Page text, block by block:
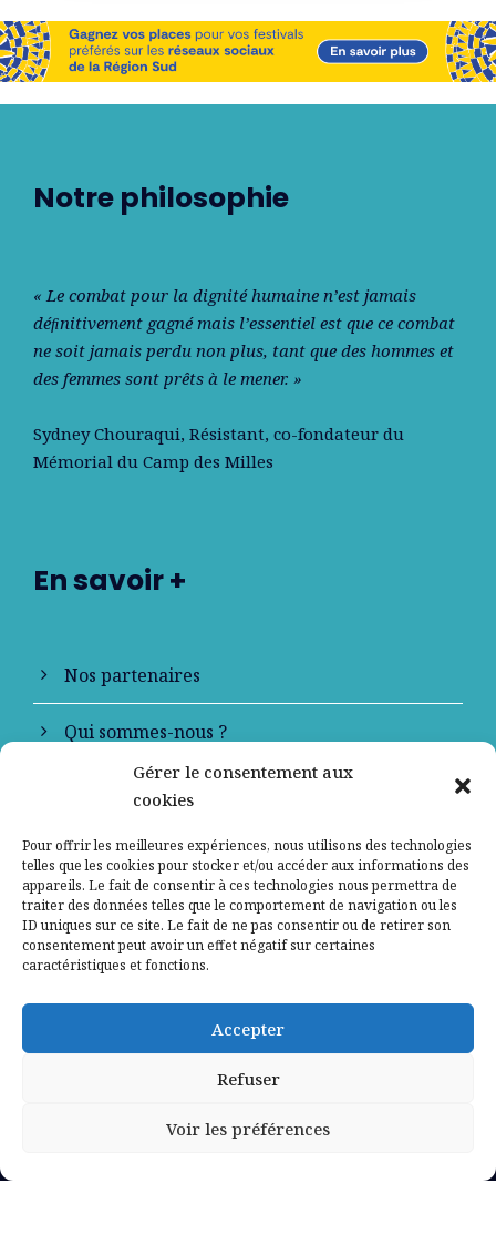
Gérer le consentement aux
cookies
Pour offrir les meilleures expériences, nous utilisons des technologies
telles que les cookies pour stocker et/ou accéder aux informations des
appareils. Le fait de consentir à ces technologies nous permettra de
traiter des données telles que le comportement de navigation ou les
ID uniques sur ce site. Le fait de ne pas consentir ou de retirer son
consentement peut avoir un effet négatif sur certaines
caractéristiques et fonctions.
Accepter
Refuser
Voir les préférences
Notre philosophie
« Le combat pour la dignité humaine n’est jamais
déﬁnitivement gagné mais l’essentiel est que ce combat
ne soit jamais perdu non plus, tant que des hommes et
des femmes sont prêts à le mener. »
Sydney Chouraqui, Résistant, co-fondateur du
Mémorial du Camp des Milles
En savoir +
Nos partenaires
Qui sommes-nous ?
Contactez-nous
Mentions légales
Politique de confidentialité